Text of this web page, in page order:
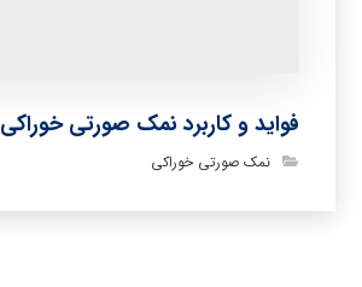
فواید و کاربرد نمک صورتی خوراکی
نمک صورتی خوراکی